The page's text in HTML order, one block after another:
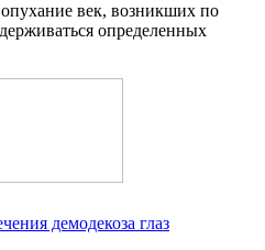
век, возникших по
определенных
демодекоза глаз